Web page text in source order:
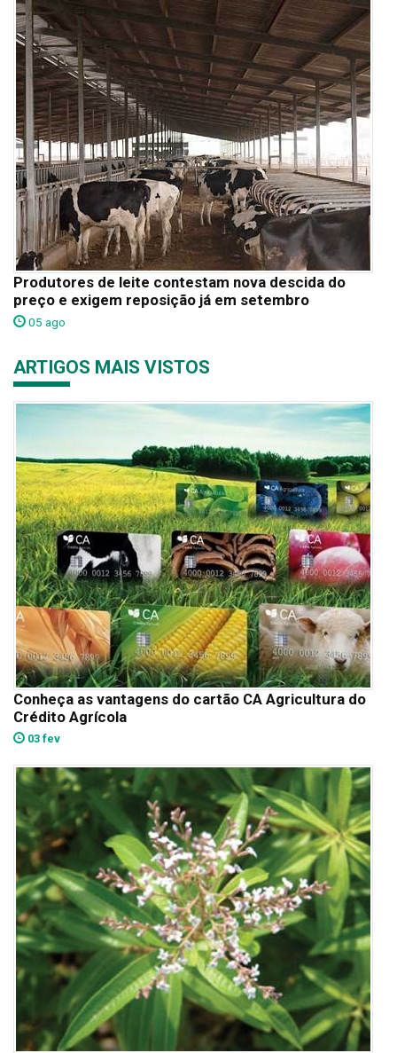
Produtores de leite contestam nova descida do
preço e exigem reposição já em setembro
05 ago
ARTIGOS MAIS VISTOS
Conheça as vantagens do cartão CA Agricultura do
Crédito Agrícola
03 fev